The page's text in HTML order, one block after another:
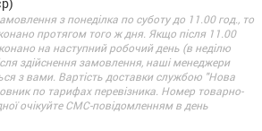
з понеділка по суботу до 11.00 год., то
протягом того ж дня. Якщо після 11.00
на наступний робочий день (в неділю
здійснення замовлення, наші менеджери
з вами. Вартість доставки службою "Нова
по тарифах перевізника. Номер товарно-
очікуйте СМС-повідомленням в день